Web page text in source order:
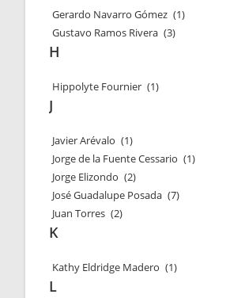
Gerardo Navarro Gómez (1)
Gustavo Ramos Rivera (3)
H
Hippolyte Fournier (1)
J
Javier Arévalo (1)
Jorge de la Fuente Cessario (1)
Jorge Elizondo (2)
José Guadalupe Posada (7)
Juan Torres (2)
K
Kathy Eldridge Madero (1)
L